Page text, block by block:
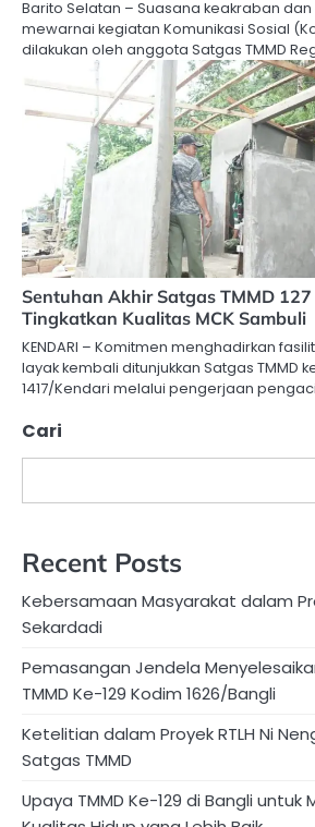
Barito Selatan – Suasana keakraban
mewarnai kegiatan Komunikasi Sosial
dilakukan oleh anggota Satgas TMMD
Sentuhan Akhir Satgas TMMD
Tingkatkan Kualitas MCK Sambuli
KENDARI – Komitmen menghadirkan
layak kembali ditunjukkan Satgas TMMD
1417/Kendari melalui pengerjaan
Cari
Recent Posts
Kebersamaan Masyarakat dalam
Sekardadi
Pemasangan Jendela
TMMD Ke-129 Kodim 1626/Bangli
Ketelitian dalam Proyek RTLH Ni
Satgas TMMD
Upaya TMMD Ke-129 di Bangli untuk